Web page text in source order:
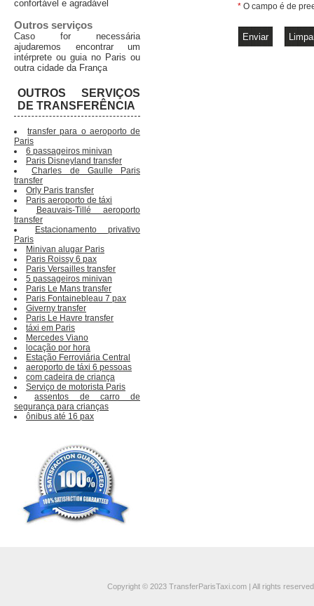
* O campo é de
confortável e agradável
Outros serviços
Caso for necessária
ajudaremos encontrar um
intérprete ou guia no Paris ou
outra cidade da França
OUTROS SERVIÇOS
DE TRANSFERÊNCIA
transfer para o aeroporto de
Paris
6 passageiros minivan
Paris Disneyland transfer
Charles de Gaulle Paris
transfer
Orly Paris transfer
Paris aeroporto de táxi
Beauvais-Tillé aeroporto
transfer
Estacionamento privativo
Paris
Minivan alugar Paris
Paris Roissy 6 pax
Paris Versailles transfer
5 passageiros minivan
Paris Le Mans transfer
Paris Fontainebleau 7 pax
Giverny transfer
Paris Le Havre transfer
táxi em Paris
Mercedes Viano
locação por hora
Estação Ferroviária Central
aeroporto de táxi 6 pessoas
com cadeira de criança
Serviço de motorista Paris
assentos de carro de
segurança para crianças
ônibus até 16 pax
Copyright © 2023 TransferParisTaxi.com | All rights reserved